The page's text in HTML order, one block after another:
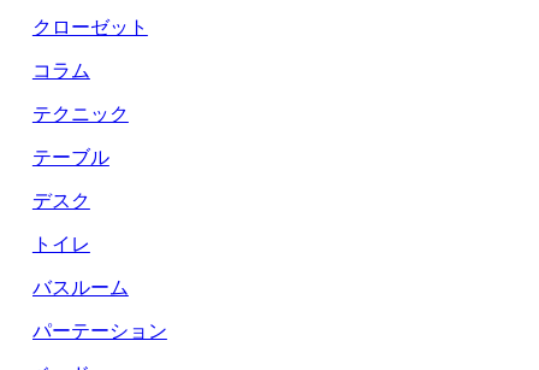
クローゼット
コラム
テクニック
テーブル
デスク
トイレ
バスルーム
パーテーション